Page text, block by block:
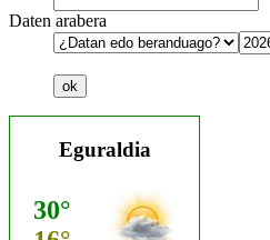
Daten arabera
Eguraldia